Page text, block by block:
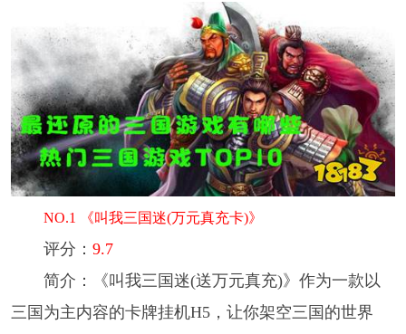
NO.1 《叫我三国迷(万元真充卡)》
评分： 9.7
简介： 《叫我三国迷(送万元真充)》作为一款以
三国为主内容的卡牌挂机H5，让你架空三国的世界